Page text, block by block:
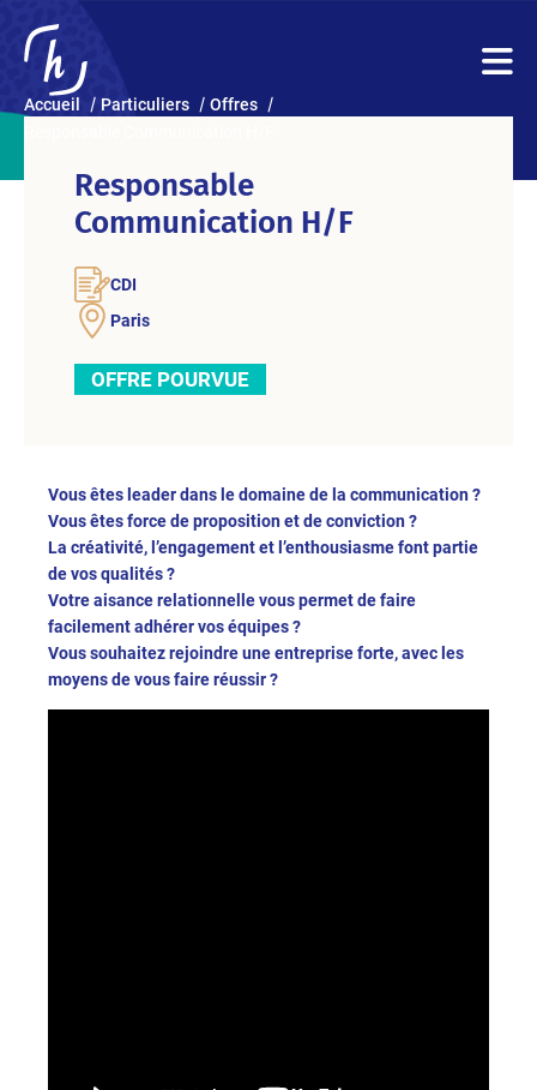
Accueil Particuliers
Offres
Responsable
Communication H/F
CDI
Paris
OFFRE POURVUE
Vous êtes leader dans le domaine de la communication ?
Vous êtes force de proposition et de conviction ?
La créativité, l’engagement et l’enthousiasme font partie
de vos qualités ?
Votre aisance relationnelle vous permet de faire
facilement adhérer vos équipes ?
Vous souhaitez rejoindre une entreprise forte, avec les
moyens de vous faire réussir ?